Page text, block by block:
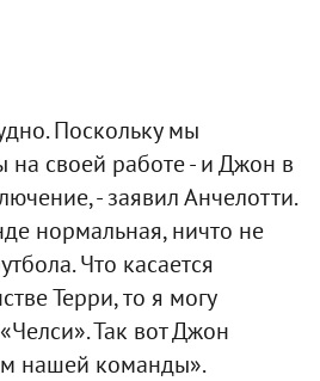
Поскольку мы
на своей работе - и Джон в
- заявил Анчелотти.
нормальная, ничто не
Что касается
Терри, то я могу
Так вот Джон
нашей команды».